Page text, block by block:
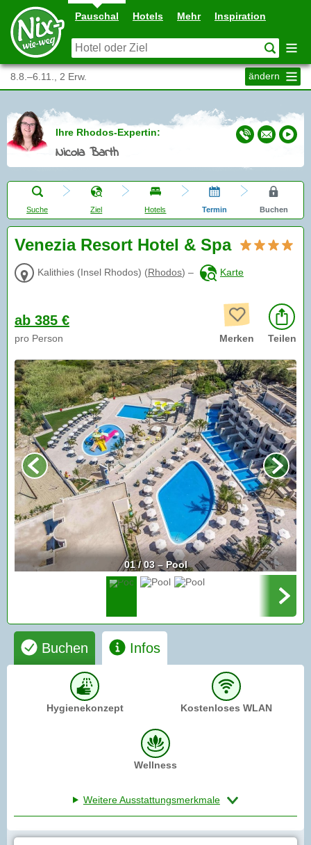
Pauschal Hotels Mehr Inspiration
8.8.–6.11., 2 Erw. ändern
Ihre Rhodos-Expertin:
Nicola Barth
Suche Ziel Hotels Termin Buchen
Venezia Resort Hotel & Spa
Kalithies (Insel Rhodos) (Rhodos) – Karte
ab 385 €
pro Person Merken Teilen
01 / 03 – Pool
Buchen Infos
Hygienekonzept Kostenloses WLAN
Wellness
Weitere Ausstattungsmerkmale